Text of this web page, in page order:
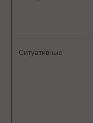
Ситуативные